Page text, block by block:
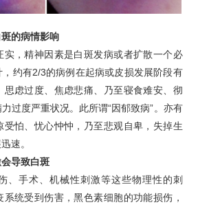
的病情影响
，精神因素是白斑发病或者扩散一个必
约有2/3的病例在起病或皮损发展阶段有
思虑过度、焦虑悲痛、乃至寝食难安、彻
过度严重状况。此所谓“因郁致病”。亦有
受怕、忧心忡忡，乃至悲观自卑，失掉生
速。
导致白斑
手术、机械性刺激等这些物理性的刺
统受到伤害，黑色素细胞的功能损伤，